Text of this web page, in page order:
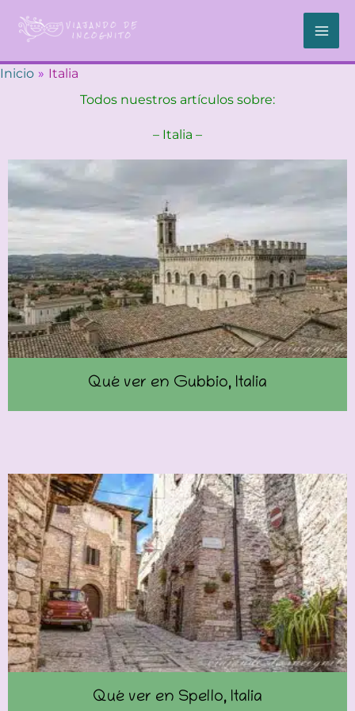
contenido
Inicio
Italia
Todos nuestros artículos sobre:
– Italia –
Qué ver en Gubbio, Italia
Qué ver en Spello, Italia